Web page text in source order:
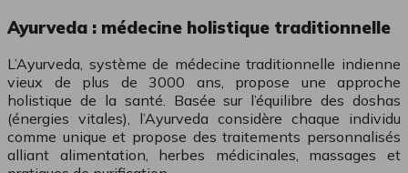
Ayurveda : médecine holistique traditionnelle
L’Ayurveda, système de médecine traditionnelle indienne
vieux de plus de 3000 ans, propose une approche
holistique de la santé. Basée sur l’équilibre des doshas
(énergies vitales), l’Ayurveda considère chaque individu
comme unique et propose des traitements personnalisés
alliant alimentation, herbes médicinales, massages et